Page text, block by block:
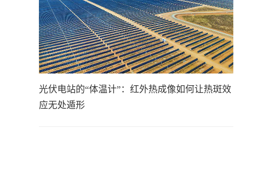
光伏电站的“体温计”：红外热成像如何让热斑效
应无处遁形